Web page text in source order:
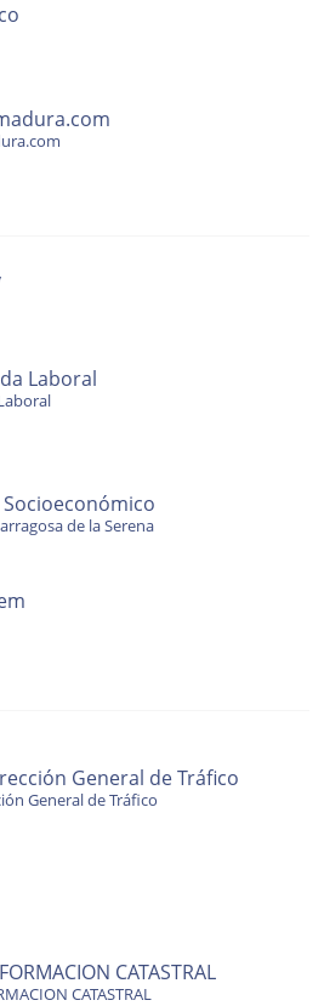
Laboral
de la Serena
General de Tráfico
General de Tráfico
CATASTRAL
CATASTRAL